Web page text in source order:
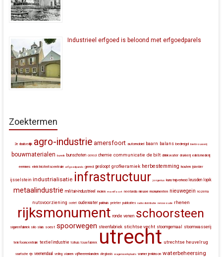
Industrieel erfgoed is beloond met erfgoedparels
Zoektermen
2e daalsedijk agro-industrie amersfoort automobiel baarn balans bedreigd bierbrouwerij
bouwmaterialen bunnik bunschoten cereol chemie communicatie de bilt drinkwater drukkerij edelsmederij
eemnes elektriciteitscentrale erfgoedparels gered gesloopt grofkeramiek herbestemming houten ijskelder
ijsselstein industrialisatie infrastructuur jongerius kunstnijverheid leusden lopik
metaalindustrie militair-industrieel molen montfoort neerlandia nieuwe monumenten nieuwegein nozema
nutsvoorziening ocriet oudewater pakhuis peletier publicaties radiodistributie renswoude rhenen
rijksmonument ronde venen schoorsteen
sigarenfabriek silo sluis soest spoorwegen steenfabriek stichtse vecht stoomgemaal stoomwasserij
telefooncentrale textielindustrie tolhuis touwfabriek utrecht utrechtse heuvelrug
vaartsche rijn veenendaal veiling vianen vijfheerenlanden vliegbasis wagenwerkplaats warner jenkinson waterbeheersing